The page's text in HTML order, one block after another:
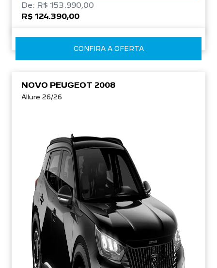
De: R$ 153.990,00
R$ 124.390,00
CONFIRA A OFERTA
NOVO PEUGEOT 2008
Allure 26/26